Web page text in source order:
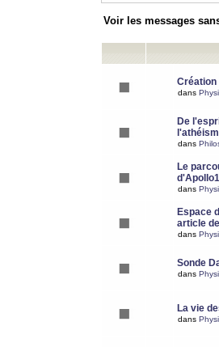
Voir les messages
Création
dans
De
dans
Le
dans
Espace
article
dans
Sonde
dans
La vie
dans